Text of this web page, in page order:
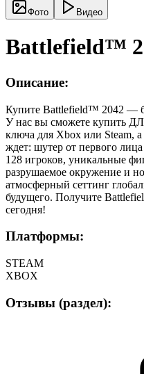
Фото Видео
Battlefield™
Описание:
Купите Battlefield™ 2042 —
У нас вы сможете купить
ключа для Xbox или Steam,
ждет: шутер от первого
128 игроков, уникальные
разрушаемое окружение и
атмосферный сеттинг
будущего. Получите
сегодня!
Платформы:
STEAM
XBOX
Отзывы (раздел):